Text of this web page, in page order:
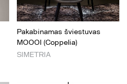
Pakabinamas šviestuvas
MOOOI (Coppelia)
SIMETRIA